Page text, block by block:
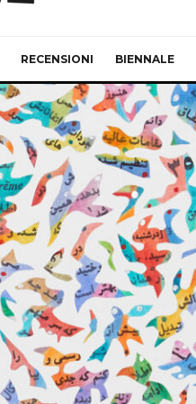
RECENSIONI BIENNALE